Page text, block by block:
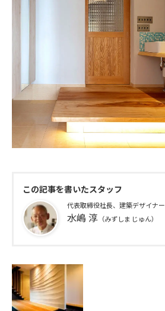
この記事を書いたスタッフ
代表取締役社長、建築デザイナー
水嶋 淳 （みずしま じゅん）